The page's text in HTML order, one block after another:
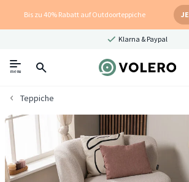
Bis zu 40% Rabatt auf Outdoorteppiche
Klarna & Paypal
menu
Teppiche